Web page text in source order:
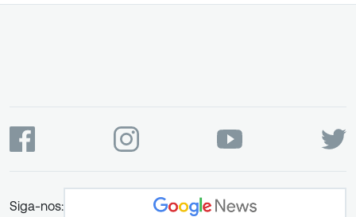
Siga-nos: